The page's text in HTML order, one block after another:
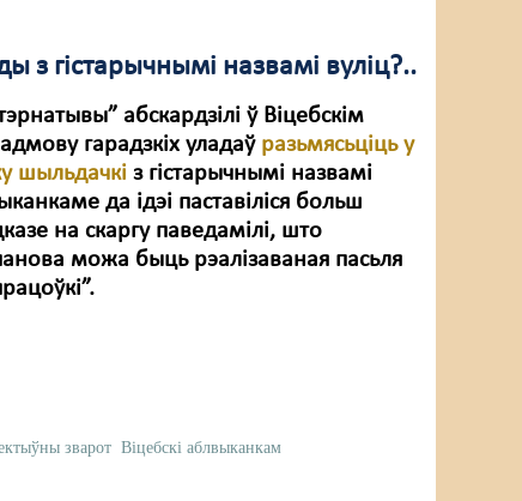
з гістарычнымі назвамі вуліц?..
абскардзілі ў Віцебскім
гарадзкіх уладаў разьмясьціць у
шыльдачкі з гістарычнымі назвамі
да ідэі паставіліся больш
на скаргу паведамілі, што
можа быць рэалізаваная пасьля
зварот Віцебскі аблвыканкам